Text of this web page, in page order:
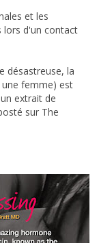
et les
lors d'un contact
désastreuse, la
femme) est
extrait de
sur The